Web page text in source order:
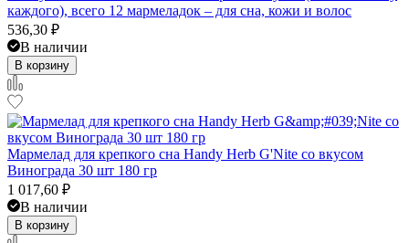
каждого), всего 12 мармеладок – для сна, кожи и волос
536,30 ₽
В наличии
В корзину
Мармелад для крепкого сна Handy Herb G'Nite со вкусом
Винограда 30 шт 180 гр
1 017,60 ₽
В наличии
В корзину